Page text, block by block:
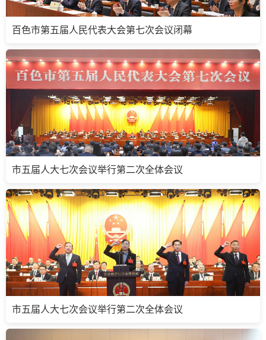
百色市第五届人民代表大会第七次会议闭幕
市五届人大七次会议举行第二次全体会议
市五届人大七次会议举行第二次全体会议